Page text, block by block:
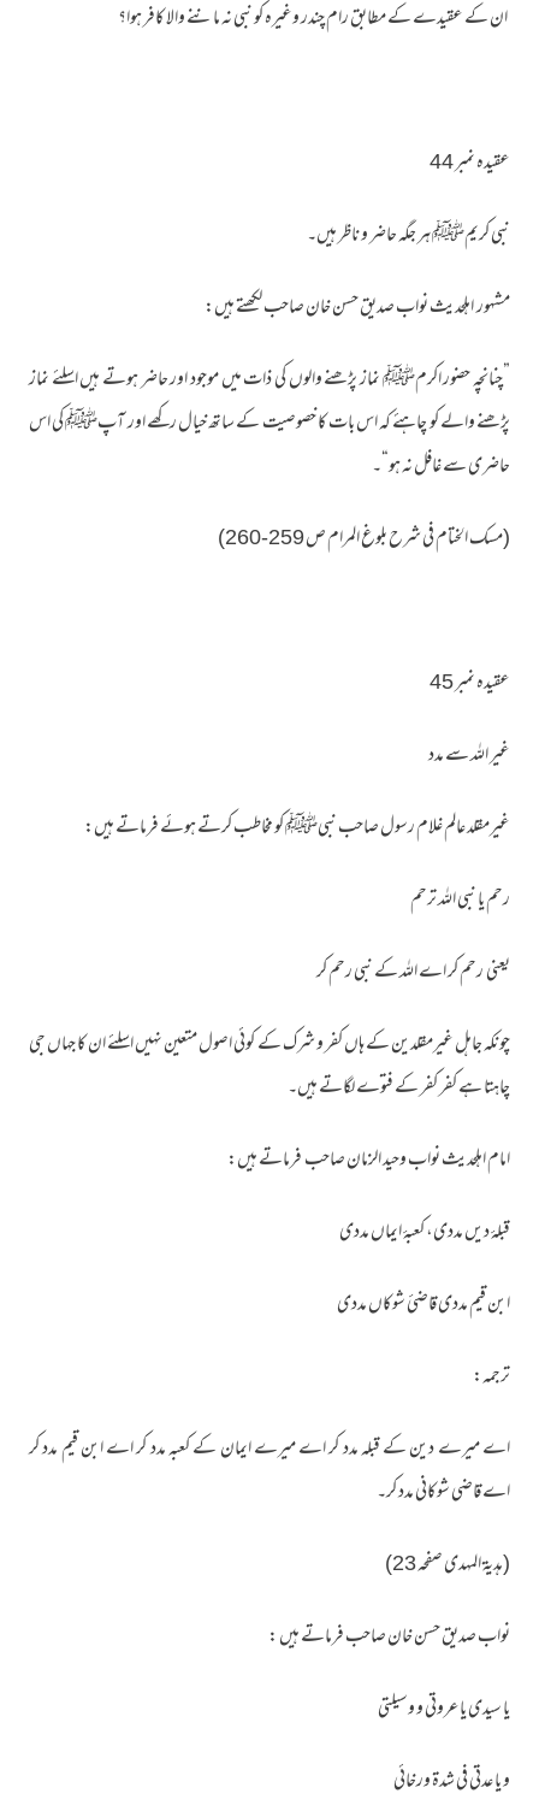
ان کے عقیدے کے مطابق رام چندر وغیرہ کو نبی نہ ماننے والا کافر ہوا؟
عقیدہ نمبر 44
نبی کریمﷺ ہر جگہ حاضر و ناظر ہیں۔
مشہور اہلحدیث نواب صدیق حسن خان صاحب لکھتے ہیں:
”چنانچہ حضور اکرمﷺ نماز پڑھنے والوں کی ذات میں موجود اور حاضر ہوتے ہیں اسلئے نماز
پڑھنے والے کو چاہئے کہ اس بات کا خصوصیت کے ساتھ خیال رکھے اور آپﷺ کی اس
حاضری سے غافل نہ ہو“۔
(مسک الختام فی شرح بلوغ المرام ص 259-260)
عقیدہ نمبر 45
غیر اللہ سے مدد
غیرمقلد عالم غلام رسول صاحب نبیﷺ کو مخاطب کرتے ہوئے فرماتے ہیں:
رحم یا نبی اللہ ترحم
یعنی رحم کر اے اللہ کے نبی رحم کر
چونکہ جاہل غیرمقلدین کے ہاں کفر و شرک کے کوئی اصول متعین نہیں اسلئے ان کا جہاں جی
چاہتا ہے کفر کفر کے فتوے لگاتے ہیں۔
امام اہلحدیث نواب وحید الزمان صاحب فرماتے ہیں:
قبلۂ دیں مددی، کعبۂ ایماں مددی
ابن قیم مددی قاضئ شوکاں مددی
ترجمہ:
اے میرے دین کے قبلہ مدد کر اے میرے ایمان کے کعبہ مدد کر اے ابن قیم مدد کر
اے قاضی شوکانی مدد کر۔
(ہدیۃ المہدی صفحہ 23)
نواب صدیق حسن خان صاحب فرماتے ہیں :
یا سیدی یا عروتی و وسیلتی
و یا عدتی فی شدۃ ورخائی